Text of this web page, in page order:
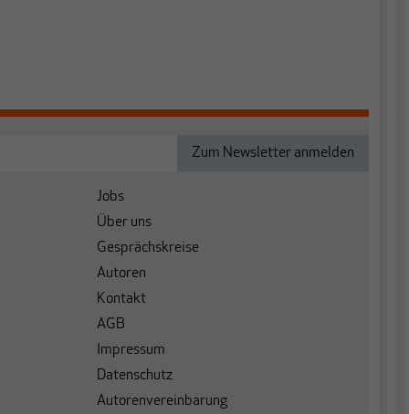
Jobs
Über uns
Gesprächskreise
Autoren
Kontakt
AGB
Impressum
Datenschutz
Autorenvereinbarung